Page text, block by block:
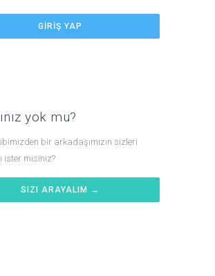
yok mu?
bir arkadaşımızın sizleri
ister misiniz?
SIZI ARAYALIM →